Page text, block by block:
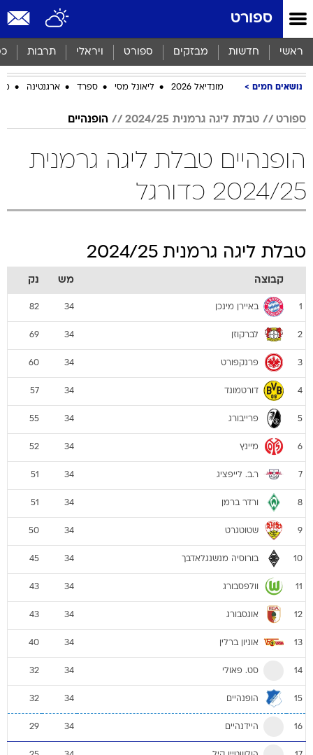
ספורט
ראשי חדשות מבזקים ספורט ויראלי תרבות
נושאים חמים מונדיאל 2026 ליאונל מסי ספרד ארגנטינה
ספורט טבלת ליגה גרמנית 2024/25 הופנהיים
הופנהיים טבלת ליגה גרמנית
2024/25 כדורגל
טבלת ליגה גרמנית 2024/25
קבוצה מש נק
1 באיירן מינכן 34
82
2 לברקוזן 34
69
3 פרנקפורט 34
60
4 דורטמונד 34
57
5 פרייבורג 34
55
6 מיינץ 34
52
7 ר.ב. לייפציג 34
51
8 ורדר ברמן 34
51
9 שטוטגרט 34
50
10 בורוסיה מנשנגלאדבך 34
45
11 וולפסבורג 34
43
12 אוגסבורג 34
43
13 אוניון ברלין 34
40
14 סט. פאולי 34
32
15 הופנהיים 34
32
16 היידנהיים 34
29